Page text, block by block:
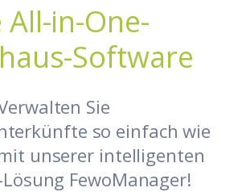
All-in-One-
Software
Sie
so einfach wie
unserer intelligenten
FewoManager!